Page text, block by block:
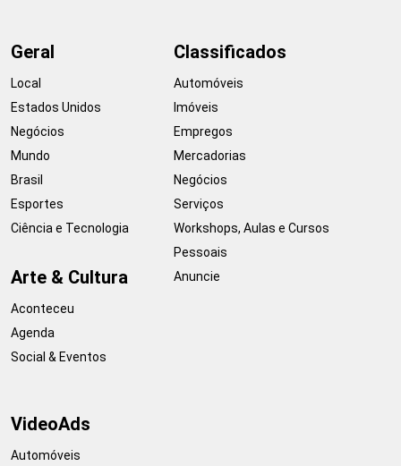
Geral
Local
Estados Unidos
Negócios
Mundo
Brasil
Esportes
Ciência e Tecnologia
Arte & Cultura
Aconteceu
Agenda
Social & Eventos
Classificados
Automóveis
Imóveis
Empregos
Mercadorias
Negócios
Serviços
Workshops, Aulas e Cursos
Pessoais
Anuncie
VideoAds
Automóveis